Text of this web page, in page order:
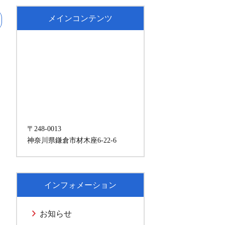
メインコンテンツ
〒248-0013
神奈川県鎌倉市材木座6-22-6
インフォメーション
お知らせ